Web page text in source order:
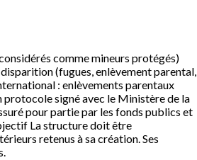
comme mineurs protégés)
(fugues, enlèvement parental,
: enlèvements parentaux
protocole signé avec le Ministère de la
pour partie par les fonds publics et
La structure doit être
retenus à sa création. Ses